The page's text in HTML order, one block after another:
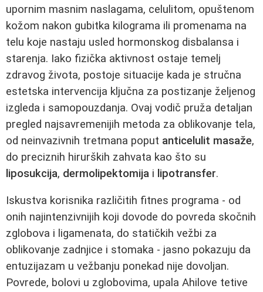
upornim masnim naslagama, celulitom, opuštenom
kožom nakon gubitka kilograma ili promenama na
telu koje nastaju usled hormonskog disbalansa i
starenja. Iako fizička aktivnost ostaje temelj
zdravog života, postoje situacije kada je stručna
estetska intervencija ključna za postizanje željenog
izgleda i samopouzdanja. Ovaj vodič pruža detaljan
pregled najsavremenijih metoda za oblikovanje tela,
od neinvazivnih tretmana poput anticelulit masaže,
do preciznih hirurških zahvata kao što su
liposukcija, dermolipektomija i lipotransfer.
Iskustva korisnika različitih fitnes programa - od
onih najintenzivnijih koji dovode do povreda skočnih
zglobova i ligamenata, do statičkih vežbi za
oblikovanje zadnjice i stomaka - jasno pokazuju da
entuzijazam u vežbanju ponekad nije dovoljan.
Povrede, bolovi u zglobovima, upala Ahilove tetive